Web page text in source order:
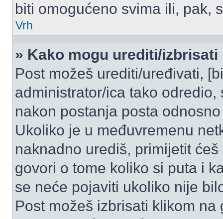
biti omogućeno svima ili, pak,
Vrh
» Kako mogu urediti/izbrisati
Post možeš urediti/uređivati,
administrator/ica tako
nakon postanja posta
Ukoliko je u međuvremenu
naknadno urediš, primijetit
govori o tome koliko si puta i
se neće pojaviti ukoliko nije
Post možeš izbrisati klikom